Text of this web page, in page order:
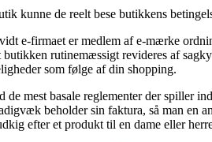
kunne de reelt bese butikkens
e-firmaet er medlem af e-mærke
rutinemæssigt revideres af
som følge af din shopping.
de mest basale reglementer der spiller
beholder sin faktura, så man en
efter et produkt til en dame eller